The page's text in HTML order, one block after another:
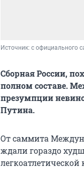
Источник: с официального
Сборная России,
полном составе.
презумпции
Путина.
От саммита
ждали гораздо